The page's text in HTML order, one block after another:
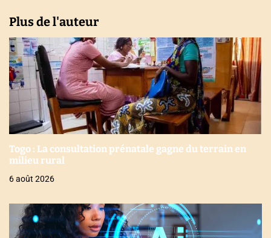
Plus de l'auteur
Togo : La consultation prénatale gagne du terrain en
milieu rural
6 août 2026